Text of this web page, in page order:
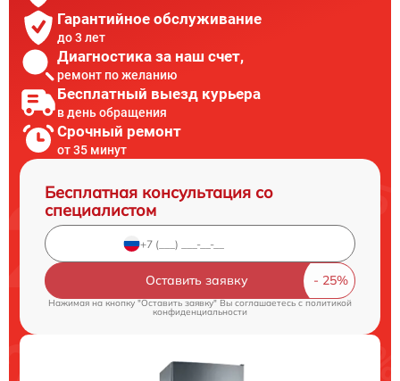
Гарантийное обслуживание
до 3 лет
Диагностика за наш счет,
ремонт по желанию
Бесплатный выезд курьера
в день обращения
Срочный ремонт
от 35 минут
Бесплатная консультация со
специалистом
Оставить заявку
Нажимая на кнопку "Оставить заявку" Вы соглашаетесь cполитикой
конфиденциальности